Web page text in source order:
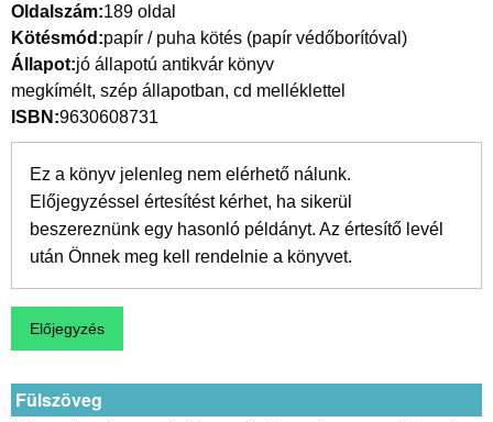
Oldalszám 189 oldal
Kötésmód papír / puha kötés (papír védőborítóval)
Állapot jó állapotú antikvár könyv
megkímélt, szép állapotban, cd melléklettel
ISBN 9630608731
Ez a könyv jelenleg nem elérhető nálunk.
Előjegyzéssel értesítést kérhet, ha sikerül
beszereznünk egy hasonló példányt. Az értesítő levél
után Önnek meg kell rendelnie a könyvet.
Fülszöveg